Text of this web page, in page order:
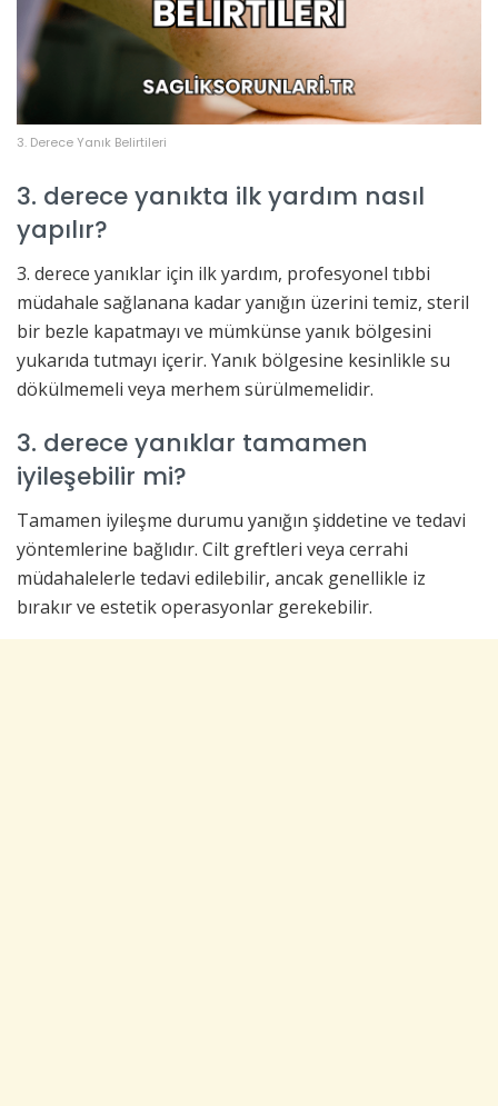
3. Derece Yanık Belirtileri
3. derece yanıkta ilk yardım nasıl
yapılır?
3. derece yanıklar için ilk yardım, profesyonel tıbbi
müdahale sağlanana kadar yanığın üzerini temiz, steril
bir bezle kapatmayı ve mümkünse yanık bölgesini
yukarıda tutmayı içerir. Yanık bölgesine kesinlikle su
dökülmemeli veya merhem sürülmemelidir.
3. derece yanıklar tamamen
iyileşebilir mi?
Tamamen iyileşme durumu yanığın şiddetine ve tedavi
yöntemlerine bağlıdır. Cilt greftleri veya cerrahi
müdahalelerle tedavi edilebilir, ancak genellikle iz
bırakır ve estetik operasyonlar gerekebilir.